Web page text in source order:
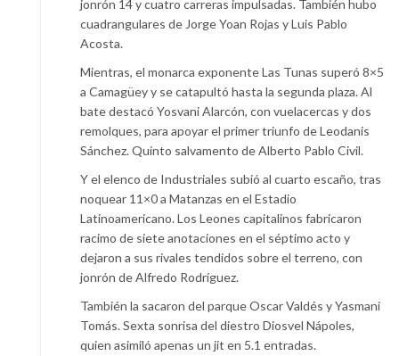
jonrón 14 y cuatro carreras impulsadas. También hubo
cuadrangulares de Jorge Yoan Rojas y Luis Pablo
Acosta.
Mientras, el monarca exponente Las Tunas superó 8×5
a Camagüey y se catapultó hasta la segunda plaza. Al
bate destacó Yosvani Alarcón, con vuelacercas y dos
remolques, para apoyar el primer triunfo de Leodanis
Sánchez. Quinto salvamento de Alberto Pablo Civil.
Y el elenco de Industriales subió al cuarto escaño, tras
noquear 11×0 a Matanzas en el Estadio
Latinoamericano. Los Leones capitalinos fabricaron
racimo de siete anotaciones en el séptimo acto y
dejaron a sus rivales tendidos sobre el terreno, con
jonrón de Alfredo Rodríguez.
También la sacaron del parque Oscar Valdés y Yasmani
Tomás. Sexta sonrisa del diestro Diosvel Nápoles,
quien asimiló apenas un jit en 5.1 entradas.